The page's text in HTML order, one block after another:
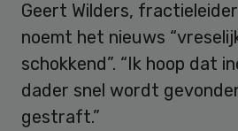
Geert Wilders,
noemt het nieuws
schokkend”. “Ik hoop dat
dader snel wordt
gestraft.”